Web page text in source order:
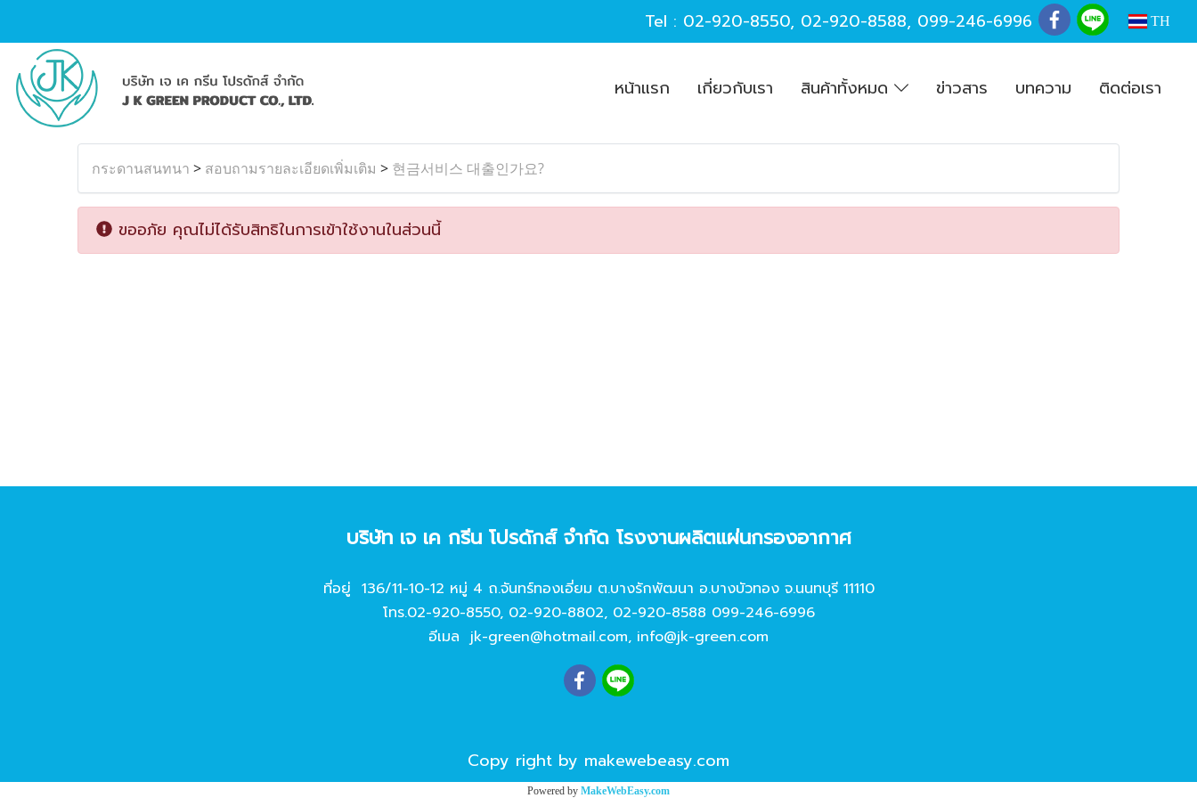
Tel : 02-920-8550, 02-920-8588, 099-246-6996 TH
หน้าแรก เกี่ยวกับเรา สินค้าทั้งหมด ข่าวสาร บทความ ติดต่อเรา
กระดานสนทนา > สอบถามรายละเอียดเพิ่มเติม > 현금서비스 대출인가요?
ขออภัย คุณไม่ได้รับสิทธิในการเข้าใช้งานในส่วนนี้
บริษัท เจ เค กรีน โปรดักส์ จํากัด โรงงานผลิตแผ่นกรองอากาศ
ที่อยู่ 136/11-10-12 หมู่ 4 ถ.จันทร์ทองเอี่ยม ต.บางรักพัฒนา อ.บางบัวทอง จ.นนทบุรี 11110
โทร.02-920-8550, 02-920-8802, 02-920-8588 099-246-6996
อีเมล jk-green@hotmail.com, info@jk-green.com
Copy right by makewebeasy.com
Powered by MakeWebEasy.com